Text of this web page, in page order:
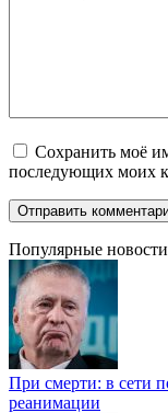
Сохранить моё
последующих моих
Популярные новости
При смерти: в сети
реанимации